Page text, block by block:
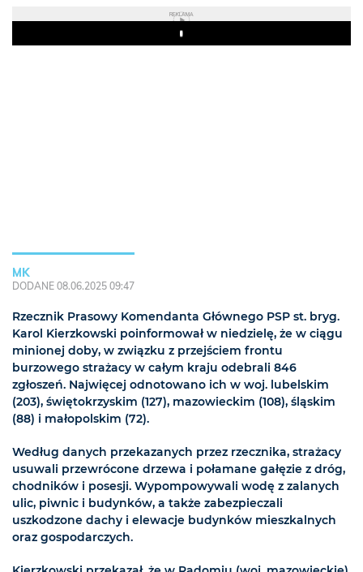
REKLAMA
Play
MK
DODANE 08.06.2025 09:47
Rzecznik Prasowy Komendanta Głównego PSP st. bryg.
Karol Kierzkowski poinformował w niedzielę, że w ciągu
minionej doby, w związku z przejściem frontu
burzowego strażacy w całym kraju odebrali 846
zgłoszeń. Najwięcej odnotowano ich w woj. lubelskim
(203), świętokrzyskim (127), mazowieckim (108), śląskim
(88) i małopolskim (72).
Według danych przekazanych przez rzecznika, strażacy
usuwali przewrócone drzewa i połamane gałęzie z dróg,
chodników i posesji. Wypompowywali wodę z zalanych
ulic, piwnic i budynków, a także zabezpieczali
uszkodzone dachy i elewacje budynków mieszkalnych
oraz gospodarczych.